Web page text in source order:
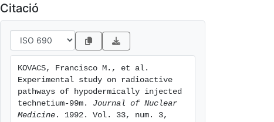
Citació
KOVACS, Francisco M., et al.
Experimental study on radioactive
pathways of hypodermically injected
technetium-99m. Journal of Nuclear
Medicine . 1992. Vol. 33, num. 3,